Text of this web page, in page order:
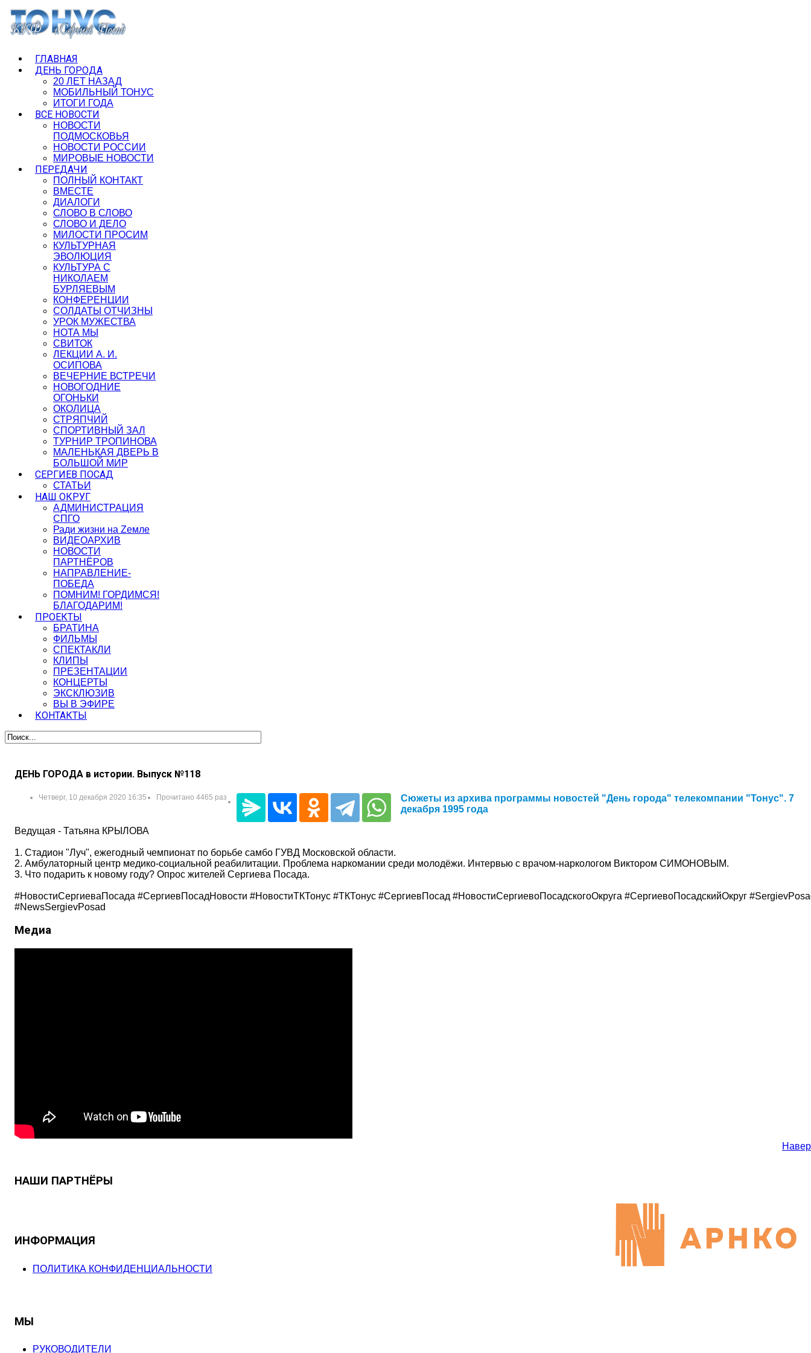
ГЛАВНАЯ
ДЕНЬ ГОРОДА
20 ЛЕТ НАЗАД
МОБИЛЬНЫЙ ТОНУС
ИТОГИ ГОДА
ВСЕ НОВОСТИ
НОВОСТИ
ПОДМОСКОВЬЯ
НОВОСТИ РОССИИ
МИРОВЫЕ НОВОСТИ
ПЕРЕДАЧИ
ПОЛНЫЙ КОНТАКТ
ВМЕСТЕ
ДИАЛОГИ
СЛОВО В СЛОВО
СЛОВО И ДЕЛО
МИЛОСТИ ПРОСИМ
КУЛЬТУРНАЯ
ЭВОЛЮЦИЯ
КУЛЬТУРА С
НИКОЛАЕМ
БУРЛЯЕВЫМ
КОНФЕРЕНЦИИ
СОЛДАТЫ ОТЧИЗНЫ
УРОК МУЖЕСТВА
НОТА МЫ
СВИТОК
ЛЕКЦИИ А. И.
ОСИПОВА
ВЕЧЕРНИЕ ВСТРЕЧИ
НОВОГОДНИЕ
ОГОНЬКИ
ОКОЛИЦА
СТРЯПЧИЙ
СПОРТИВНЫЙ ЗАЛ
ТУРНИР ТРОПИНОВА
МАЛЕНЬКАЯ ДВЕРЬ В
БОЛЬШОЙ МИР
СЕРГИЕВ ПОСАД
СТАТЬИ
НАШ ОКРУГ
АДМИНИСТРАЦИЯ
СПГО
Ради жизни на Zемле
ВИДЕОАРХИВ
НОВОСТИ
ПАРТНЁРОВ
НАПРАВЛЕНИЕ-
ПОБЕДА
ПОМНИМ! ГОРДИМСЯ!
БЛАГОДАРИМ!
ПРОЕКТЫ
БРАТИНА
ФИЛЬМЫ
СПЕКТАКЛИ
КЛИПЫ
ПРЕЗЕНТАЦИИ
КОНЦЕРТЫ
ЭКСКЛЮЗИВ
ВЫ В ЭФИРЕ
КОНТАКТЫ
ДЕНЬ ГОРОДА в истории. Выпуск №118
Четверг, 10 декабря 2020 16:35 Прочитано 4465 раз
Сюжеты из архива программы новостей "День города" телекомпании "Тонус". 7
декабря 1995 года
Ведущая - Татьяна КРЫЛОВА
1. Стадион "Луч", ежегодный чемпионат по борьбе самбо ГУВД Московской области.
2. Амбулаторный центр медико-социальной реабилитации. Проблема наркомании среди молодёжи. Интервью с врачом-наркологом Виктором СИМОНОВЫМ.
3. Что подарить к новому году? Опрос жителей Сергиева Посада.
#НовостиСергиеваПосада #СергиевПосадНовости #НовостиТКТонус #ТКТонус #СергиевПосад #НовостиСергиевоПосадскогоОкруга #СергиевоПосадскийОкруг
#NewsSergievPosad
Медиа
НАШИ ПАРТНЁРЫ
ИНФОРМАЦИЯ
ПОЛИТИКА КОНФИДЕНЦИАЛЬНОСТИ
МЫ
РУКОВОДИТЕЛИ